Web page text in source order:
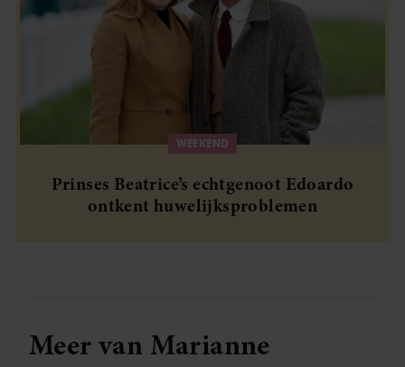
WEEKEND
Prinses Beatrice’s echtgenoot Edoardo
ontkent huwelijksproblemen
Meer van Marianne